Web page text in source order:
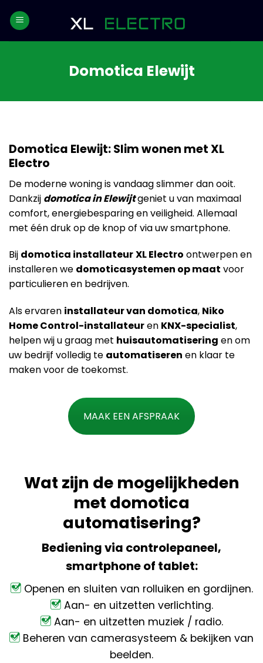
Domotica Elewijt
Domotica Elewijt: Slim wonen met XL
Electro
De moderne woning is vandaag slimmer dan ooit.
Dankzij domotica in Elewijtgeniet u van maximaal
comfort, energiebesparing en veiligheid. Allemaal
met één druk op de knop of via uw smartphone.
Bij domotica installateurXL Electro ontwerpen en
installeren we domoticasystemen op maat voor
particulieren en bedrijven.
Als ervaren installateur van domotica, Niko
Home Control-installateuren KNX-specialist,
helpen wij u graag met huisautomatisering en om
uw bedrijf volledig te automatiseren en klaar te
maken voor de toekomst.
MAAK EEN AFSPRAAK
Wat zijn de mogelijkheden
met domotica
automatisering?
Bediening via controlepaneel,
smartphone of tablet:
Openen en sluiten van rolluiken en gordijnen.
Aan- en uitzetten verlichting.
Aan- en uitzetten muziek / radio.
Beheren van camerasysteem & bekijken van
beelden.